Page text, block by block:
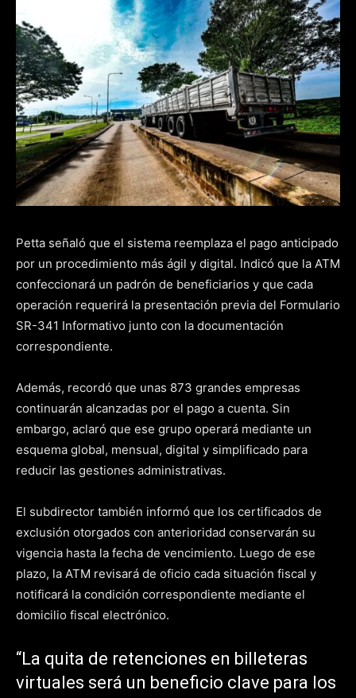
Petta señaló que el sistema reemplaza el pago anticipado
por un procedimiento más ágil y digital. Indicó que la ATM
confeccionará un padrón de beneficiarios y que cada
operación requerirá la presentación previa del Formulario
SR-341 Informativo junto con la documentación
correspondiente.
Además, recordó que unas 873 grandes empresas
continuarán alcanzadas por el pago a cuenta. Sin
embargo, aclaró que ese grupo operará mediante un
esquema global, mensual, digital y simplificado para
reducir las gestiones administrativas.
El subdirector también informó que los certificados de
exclusión otorgados con anterioridad conservarán su
vigencia hasta la fecha de vencimiento. Luego de ese
plazo, la ATM revisará de oficio cada situación fiscal y
notificará la condición correspondiente mediante el
domicilio fiscal electrónico.
“La quita de retenciones en billeteras
virtuales será un beneficio clave para los